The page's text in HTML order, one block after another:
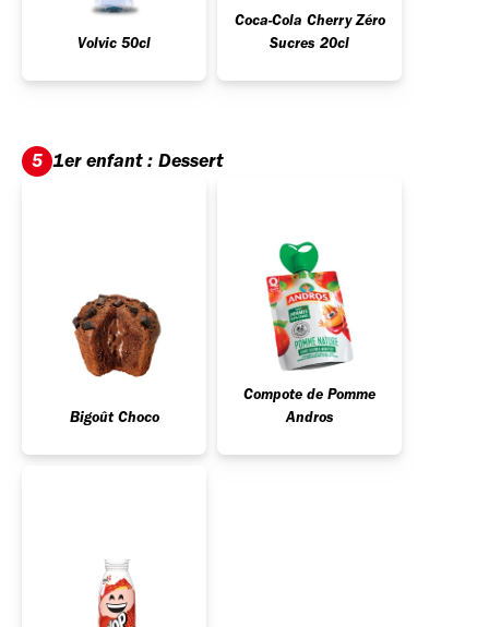
Volvic 50cl
Coca-Cola Cherry Zéro
Sucres 20cl
5 1er enfant : Dessert
Bigoût Choco
Compote de Pomme
Andros